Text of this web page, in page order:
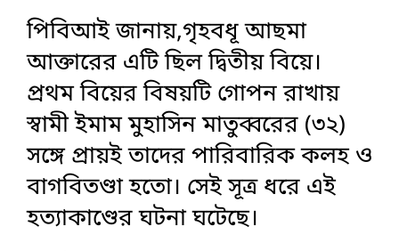
পিবিআই জানায়,গৃহবধূ আছমা
আক্তারের এটি ছিল দ্বিতীয় বিয়ে।
প্রথম বিয়ের বিষয়টি গোপন রাখায়
স্বামী ইমাম মুহাসিন মাতুব্বরের (৩২)
সঙ্গে প্রায়ই তাদের পারিবারিক কলহ ও
বাগবিতণ্ডা হতো। সেই সূত্র ধরে এই
হত্যাকাণ্ডের ঘটনা ঘটেছে।